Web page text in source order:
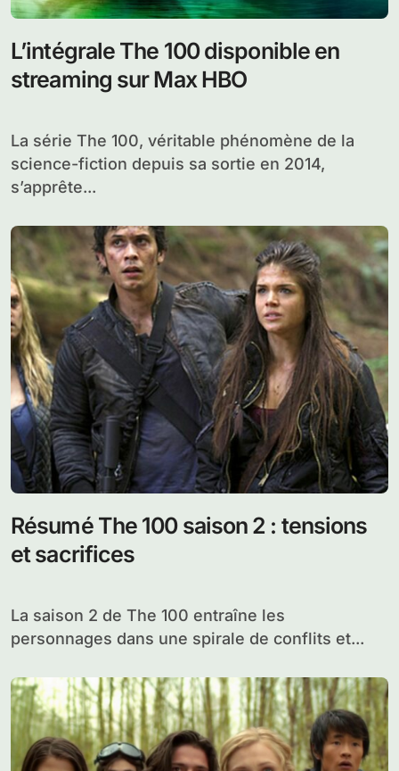
L’intégrale The 100 disponible en
streaming sur Max HBO
La série The 100, véritable phénomène de la
science-fiction depuis sa sortie en 2014,
s’apprête...
Résumé The 100 saison 2 : tensions
et sacrifices
La saison 2 de The 100 entraîne les
personnages dans une spirale de conflits et...